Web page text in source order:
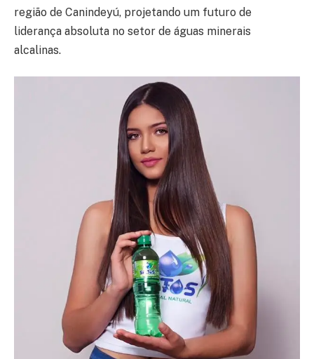
região de Canindeyú, projetando um futuro de
liderança absoluta no setor de águas minerais
alcalinas.